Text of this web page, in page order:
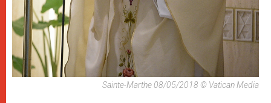
Sainte-Marthe 08/05/2018 © Vatican Media